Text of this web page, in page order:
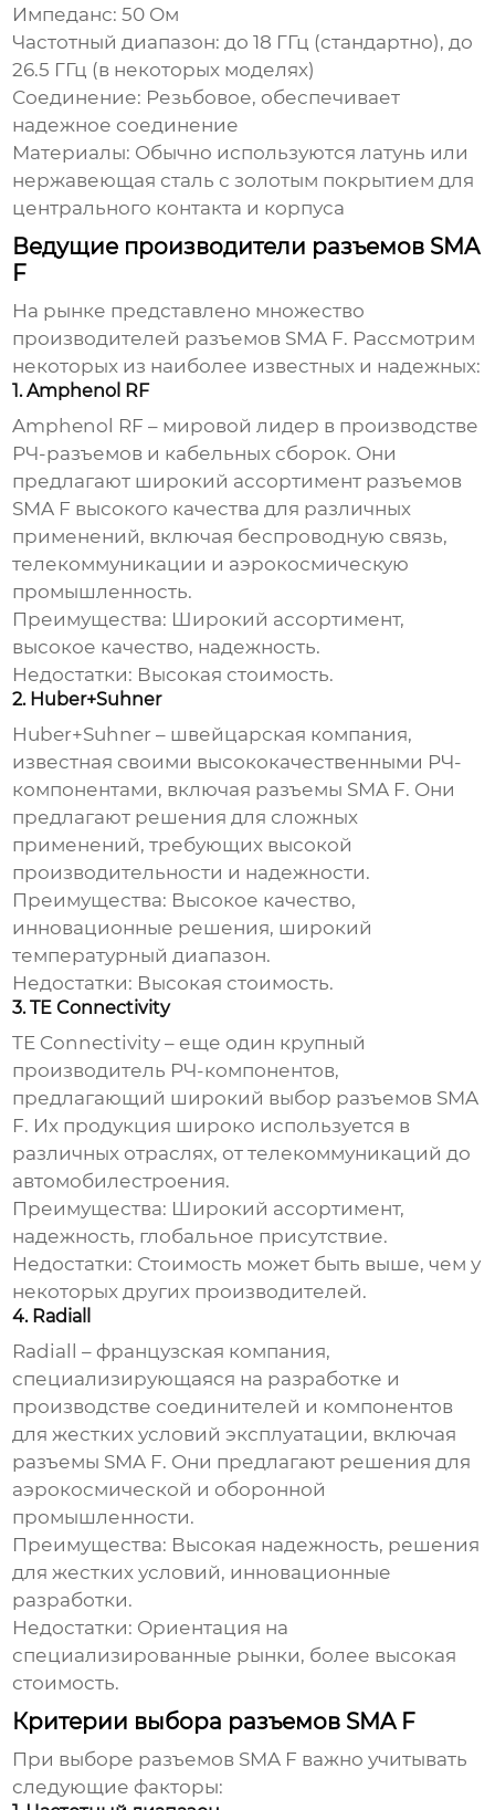
Импеданс: 50 Ом
Частотный диапазон: до 18 ГГц (стандартно), до
26.5 ГГц (в некоторых моделях)
Соединение: Резьбовое, обеспечивает
надежное соединение
Материалы: Обычно используются латунь или
нержавеющая сталь с золотым покрытием для
центрального контакта и корпуса
Ведущие производители разъемов SMA
F
На рынке представлено множество
производителей разъемов SMA F. Рассмотрим
некоторых из наиболее известных и надежных:
1. Amphenol RF
Amphenol RF – мировой лидер в производстве
РЧ-разъемов и кабельных сборок. Они
предлагают широкий ассортимент разъемов
SMA F высокого качества для различных
применений, включая беспроводную связь,
телекоммуникации и аэрокосмическую
промышленность.
Преимущества: Широкий ассортимент,
высокое качество, надежность.
Недостатки: Высокая стоимость.
2. Huber+Suhner
Huber+Suhner – швейцарская компания,
известная своими высококачественными РЧ-
компонентами, включая разъемы SMA F. Они
предлагают решения для сложных
применений, требующих высокой
производительности и надежности.
Преимущества: Высокое качество,
инновационные решения, широкий
температурный диапазон.
Недостатки: Высокая стоимость.
3. TE Connectivity
TE Connectivity – еще один крупный
производитель РЧ-компонентов,
предлагающий широкий выбор разъемов SMA
F. Их продукция широко используется в
различных отраслях, от телекоммуникаций до
автомобилестроения.
Преимущества: Широкий ассортимент,
надежность, глобальное присутствие.
Недостатки: Стоимость может быть выше, чем у
некоторых других производителей.
4. Radiall
Radiall – французская компания,
специализирующаяся на разработке и
производстве соединителей и компонентов
для жестких условий эксплуатации, включая
разъемы SMA F. Они предлагают решения для
аэрокосмической и оборонной
промышленности.
Преимущества: Высокая надежность, решения
для жестких условий, инновационные
разработки.
Недостатки: Ориентация на
специализированные рынки, более высокая
стоимость.
Критерии выбора разъемов SMA F
При выборе разъемов SMA F важно учитывать
следующие факторы: